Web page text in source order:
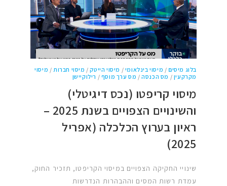
בלוג מיסים / מיסוי בינלאומי / מיסוי הייטק/ מיסוי חברות / מיסוי
מקרקעין / מס הכנסה/ מס ערך מוסף / רילוקיישן
מיסוי קריפטו (נכס דיגיטלי)
והשינויים הצפויים בשנת 2025 –
ראיון בערוץ הכלכלה (אפריל
2025)
שינויי החקיקה הצפויים במיסוי הקריפטו, תזכיר החוק,
עמדת רשות המסים וההבהרות הנדרשות